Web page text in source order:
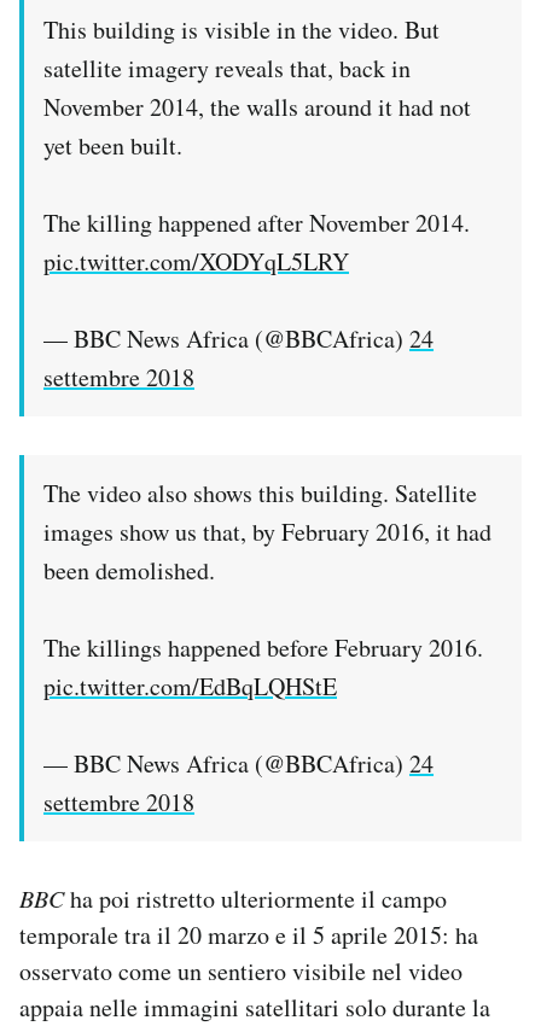
This building is visible in the video. But
satellite imagery reveals that, back in
November 2014, the walls around it had not
yet been built.
The killing happened after November 2014.
pic.twitter.com/XODYqL5LRY
— BBC News Africa (@BBCAfrica) 24
settembre 2018
The video also shows this building. Satellite
images show us that, by February 2016, it had
been demolished.
The killings happened before February 2016.
pic.twitter.com/EdBqLQHStE
— BBC News Africa (@BBCAfrica) 24
settembre 2018
BBCha poi ristretto ulteriormente il campo
temporale tra il 20 marzo e il 5 aprile 2015: ha
osservato come un sentiero visibile nel video
appaia nelle immagini satellitari solo durante la